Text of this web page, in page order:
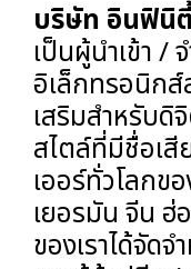
บริษัท อินฟินิ
เป็นผู้นำเข้า /
อิเล็กทรอนิก
เสริมสำหรับ
สไตล์ที่มีชื่อเสี
เออร์ทั่วโลกข
เยอรมัน จีน
ของเราได้จัด